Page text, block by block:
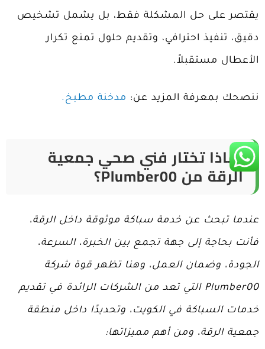
يقتصر على حل المشكلة فقط، بل يشمل تشخيص
دقيق، تنفيذ احترافي، وتقديم حلول تمنع تكرار
الأعطال مستقبلاً.
ننصحك بمعرفة المزيد عن: مدخنة مطبخ.
لماذا تختار فني صحي جمعية
الرقة من Plumber00؟
عندما تبحث عن خدمة سباكة موثوقة داخل الرقة،
فأنت بحاجة إلى جهة تجمع بين الخبرة، السرعة،
الجودة، وضمان العمل، وهنا تظهر قوة شركة
Plumber00 التي تعد من الشركات الرائدة في تقديم
خدمات السباكة في الكويت، وتحديدًا داخل منطقة
جمعية الرقة، ومن أهم مميزاتها: